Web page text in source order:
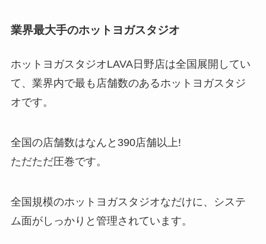
業界最大手のホットヨガスタジオ
ホットヨガスタジオLAVA日野店は全国展開してい
て、業界内で最も店舗数のあるホットヨガスタジ
オです。
全国の店舗数はなんと 390店舗以上!
ただただ圧巻です。
全国規模のホットヨガスタジオなだけに、システ
ム面がしっかりと管理されています。